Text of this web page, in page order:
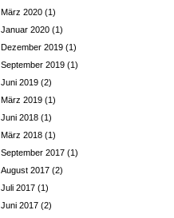
März 2020(1)
Januar 2020(1)
Dezember 2019(1)
September 2019(1)
Juni 2019(2)
März 2019(1)
Juni 2018(1)
März 2018(1)
September 2017(1)
August 2017(2)
Juli 2017(1)
Juni 2017(2)